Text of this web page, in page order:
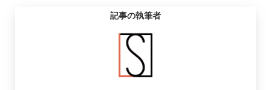
記事の執筆者